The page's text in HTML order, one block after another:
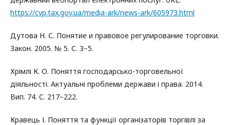
https://cvp.tax.gov.ua/media-ark/news-ark/605973.html
Дутова Н. С. Понятие и правовое регулирование торговки.
Закон. 2005. № 5. С. 3–5.
Хрімлі К. О. Поняття господарсько-торговельної
діяльності. Актуальні проблеми держави і права. 2014.
Вип. 74. С. 217–222.
Кравець І. Поняття та функції організаторів торгівлі за